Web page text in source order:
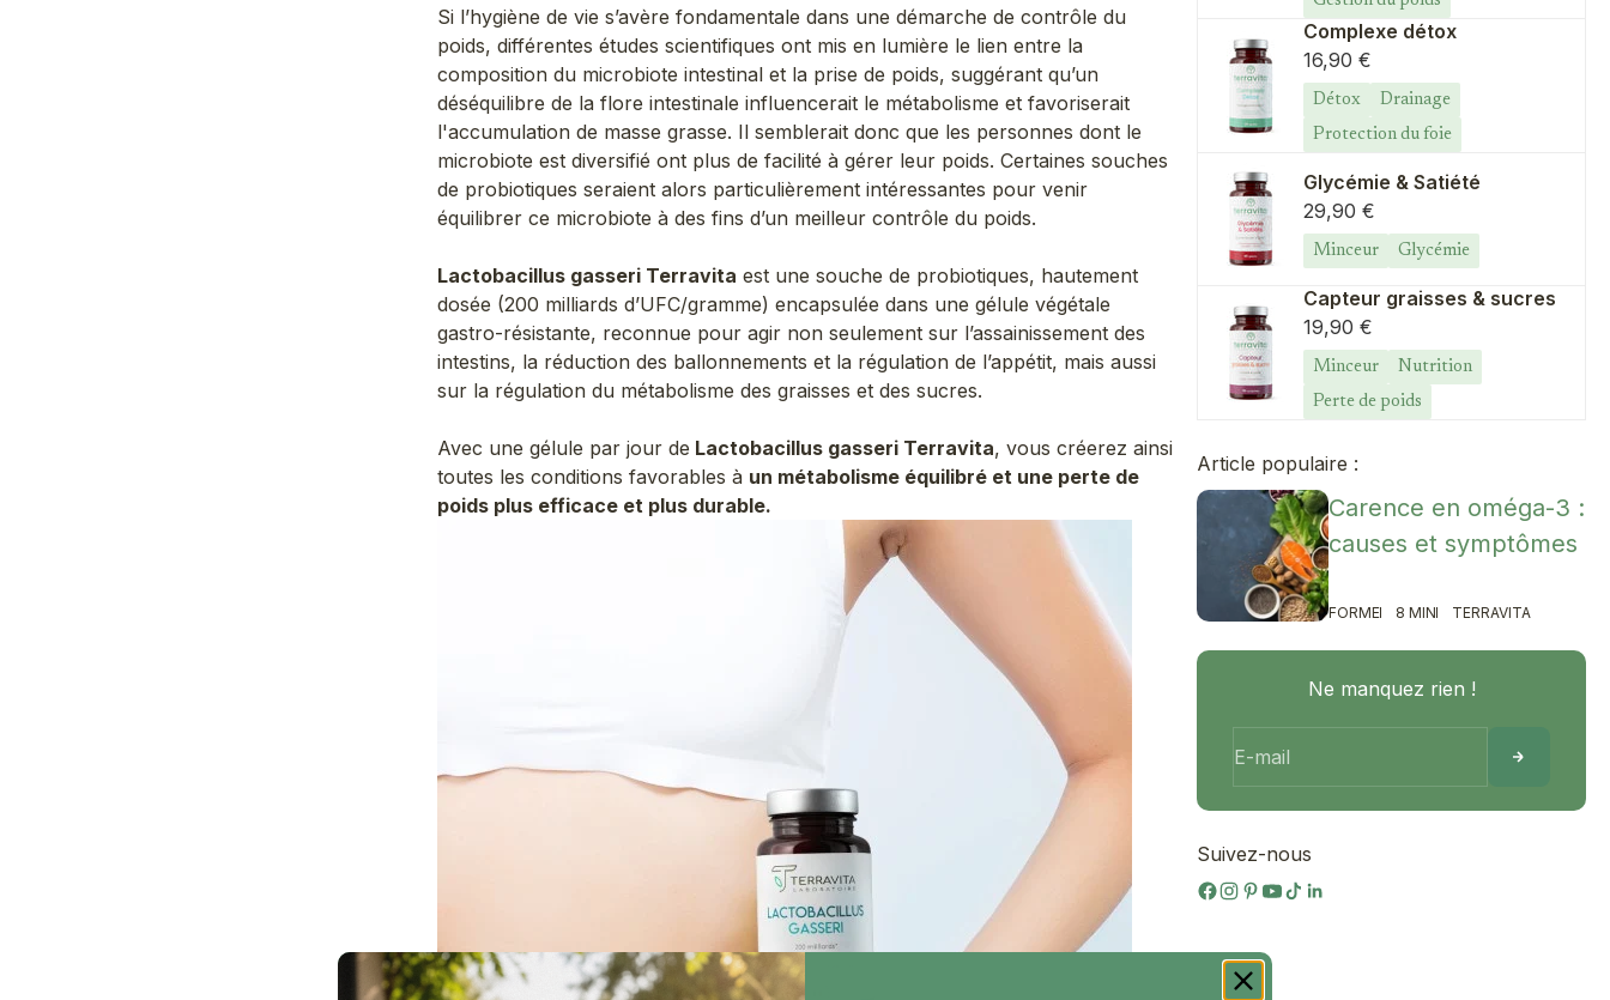
Si l’hygiène de vie s’avère fondamentale dans une démarche de contrôle du
poids, différentes études scientifiques ont mis en lumière le lien entre la
composition du microbiote intestinal et la prise de poids, suggérant qu’un
déséquilibre de la flore intestinale influencerait le métabolisme et favoriserait
l'accumulation de masse grasse. Il semblerait donc que les personnes dont le
microbiote est diversifié ont plus de facilité à gérer leur poids. Certaines souches
de probiotiques seraient alors particulièrement intéressantes pour venir
équilibrer ce microbiote à des fins d’un meilleur contrôle du poids.
Lactobacillus gasseri Terravita est une souche de probiotiques, hautement
dosée (200 milliards d’UFC/gramme) encapsulée dans une gélule végétale
gastro-résistante, reconnue pour agir non seulement sur l’assainissement des
intestins, la réduction des ballonnements et la régulation de l’appétit, mais aussi
sur la régulation du métabolisme des graisses et des sucres.
Avec une gélule par jour de Lactobacillus gasseri Terravita, vous créerez ainsi
toutes les conditions favorables à un métabolisme équilibré et une perte de
poids plus efficace et plus durable.
Complexe détox
Prix de vente
16,90 €
Détox
Drainage
Protection du foie
Glycémie & Satiété
Prix de vente
29,90 €
Minceur Glycémie
Capteur graisses & sucres
Prix de vente
19,90 €
Minceur
Nutrition
Perte de poids
Article populaire :
Carence en oméga-3 :
causes et symptômes
FORME 8 MIN TERRAVITA
Ne manquez rien !
E-mail
Suivez-nous